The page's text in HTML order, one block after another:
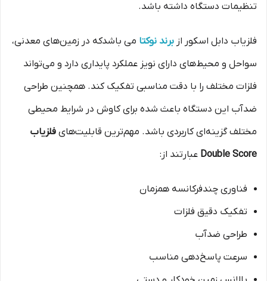
تنظیمات دستگاه داشته باشد.
فلزیاب دابل اسکور از برند نوکتا می باشدکه در زمین‌های معدنی،
سواحل و محیط‌های دارای نویز عملکرد پایداری دارد و می‌تواند
فلزات مختلف را با دقت مناسبی تفکیک کند. همچنین طراحی
ضدآب این دستگاه باعث شده برای کاوش در شرایط محیطی
مختلف گزینه‌ای کاربردی باشد. مهم‌ترین قابلیت‌های فلزیاب
Double Score عبارتند از:
فناوری چندفرکانسه همزمان
تفکیک دقیق فلزات
طراحی ضدآب
سرعت پاسخ‌دهی مناسب